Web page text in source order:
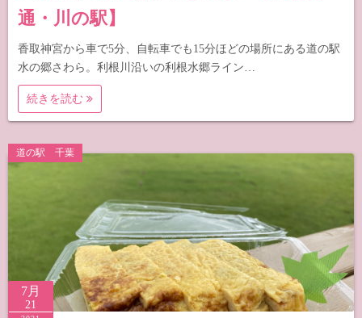
通・川の駅】
香取神宮から車で5分、自転車でも15分ほどの場所にある道の駅
水の郷さわら。利根川沿いの利根水郷ライン…
続きを読む
道の駅 千葉
7月
21